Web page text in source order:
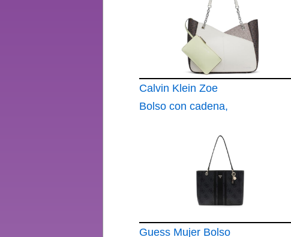
Calvin Klein Zoe
Bolso con cadena,
Guess Mujer Bolso